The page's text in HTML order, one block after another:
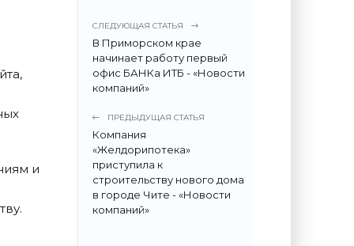
и
СЛЕДУЮЩАЯ СТАТЬЯ
В Приморском крае
начинает работу первый
офис БАНКа ИТБ - «Новости
компаний»
ПРЕДЫДУЩАЯ СТАТЬЯ
Компания
«Желдорипотека»
приступила к
строительству нового дома
в городе Чите - «Новости
компаний»